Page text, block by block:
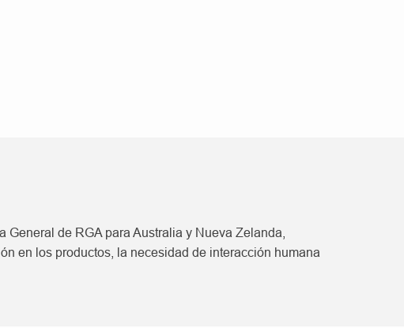
de RGA para Australia y Nueva Zelanda,
en los productos, la necesidad de interacción humana